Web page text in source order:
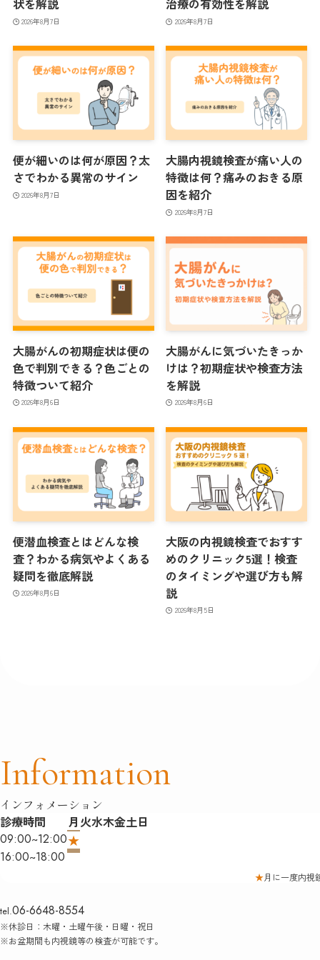
状を解説
2026年8月7日
治療の有効性を解説
2026年8月7日
便が細いのは何が原因？太
さでわかる異常のサイン
2026年8月7日
大腸内視鏡検査が痛い人の
特徴は何？痛みのおきる原
因を紹介
2026年8月7日
大腸がんの初期症状は便の
色で判別できる？色ごとの
特徴ついて紹介
2026年8月6日
大腸がんに気づいたきっか
けは？初期症状や検査方法
を解説
2026年8月6日
便潜血検査とはどんな検
査？わかる病気やよくある
疑問を徹底解説
2026年8月6日
大阪の内視鏡検査でおすす
めのクリニック5選！検査
のタイミングや選び方も解
説
2026年8月5日
Information
インフォメーション
診療時間
月 火水木金土日
09:00~12:00
16:00~18:00
★月に一度内視
tel.06-6648-8554
※休診日：木曜・土曜午後・日曜・祝日
※お盆期間も内視鏡等の検査が可能です。